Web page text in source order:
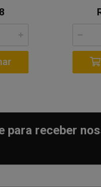
para receber